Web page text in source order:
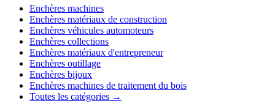
Enchères machines
Enchères matériaux de construction
Enchères véhicules automoteurs
Enchères collections
Enchères matériaux d'entrepreneur
Enchères outillage
Enchères bijoux
Enchères machines de traitement du bois
Toutes les catégories →